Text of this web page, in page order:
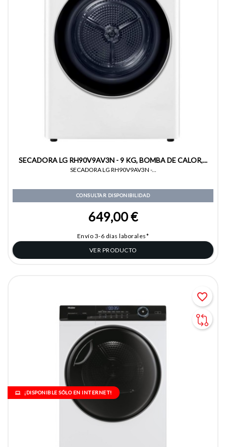
SECADORA LG RH90V9AV3N - 9 KG, BOMBA DE CALOR,...
SECADORA LG RH90V9AV3N -...
CONSULTAR DISPONIBILIDAD
649,00 €
Envío 3-6 días laborales*
VER PRODUCTO
¡DISPONIBLE SÓLO EN INTERNET!
favorite_border